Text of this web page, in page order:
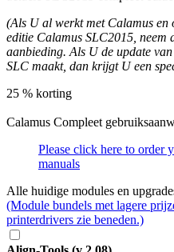
(Als U al werkt met Calamus
editie Calamus SLC2015, neem
aanbieding. Als U de update
SLC maakt, dan krijgt U een
25 % korting
Calamus Compleet
Please click here to order
manuals
Alle huidige modules en
(Module bundels met lagere
printerdrivers zie beneden.)